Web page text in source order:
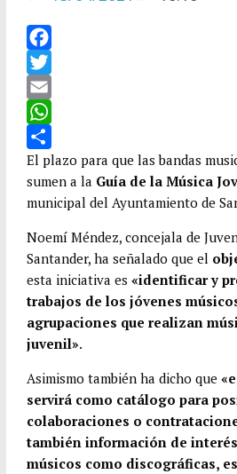
F
a
c
e
b
o
o
k
T
w
t
t
e
r
E
m
a
i
l
W
h
a
t
s
A
p
p
C
o
m
p
a
r
t
i
El plazo para que las bandas
sumen a la Guía de la Música
municipal del Ayuntamiento de
Noemí Méndez, concejala de
Santander, ha señalado que el
esta iniciativa es «identificar y
trabajos de los jóvenes
agrupaciones que realizan
juvenil».
Asimismo también ha dicho que
servirá como catálogo para
colaboraciones o
también información de
músicos como discográficas,